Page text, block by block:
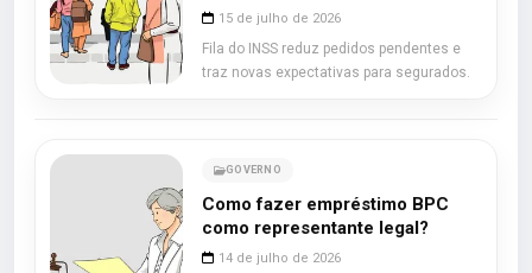
15 de julho de 2026
Fila do INSS reduz pedidos pendentes e
traz novas expectativas para segurados.
GOVERNO
Como fazer empréstimo BPC
como representante legal?
14 de julho de 2026